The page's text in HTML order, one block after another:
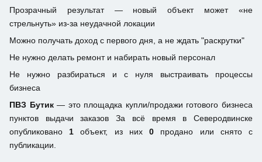
Прозрачный результат — новый объект может «не
стрельнуть» из-за неудачной локации
Можно получать доход с первого дня, а не ждать "раскрутки"
Не нужно делать ремонт и набирать новый персонал
Не нужно разбираться и с нуля выстраивать процессы
бизнеса
ПВЗ Бутик— это площадка купли/продажи готового бизнеса
пунктов выдачи заказов За всё время в Северодвинске
опубликовано 1 объект, из них0 продано или снято с
публикации.